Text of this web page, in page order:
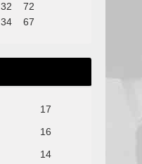
32
72
34 67
17
16
14